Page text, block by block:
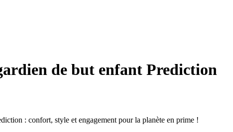
de but enfant Prediction
: confort, style et engagement pour la planète en prime !